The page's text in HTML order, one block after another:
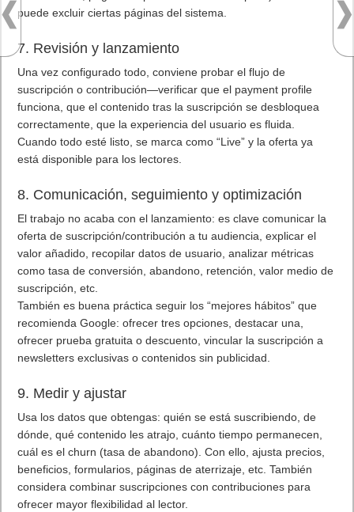
puede excluir ciertas páginas del sistema.
7. Revisión y lanzamiento
Una vez configurado todo, conviene probar el flujo de
suscripción o contribución—verificar que el payment profile
funciona, que el contenido tras la suscripción se desbloquea
correctamente, que la experiencia del usuario es fluida.
Cuando todo esté listo, se marca como “Live” y la oferta ya
está disponible para los lectores.
8. Comunicación, seguimiento y optimización
El trabajo no acaba con el lanzamiento: es clave comunicar la
oferta de suscripción/contribución a tu audiencia, explicar el
valor añadido, recopilar datos de usuario, analizar métricas
como tasa de conversión, abandono, retención, valor medio de
suscripción, etc.
También es buena práctica seguir los “mejores hábitos” que
recomienda Google: ofrecer tres opciones, destacar una,
ofrecer prueba gratuita o descuento, vincular la suscripción a
newsletters exclusivas o contenidos sin publicidad.
9. Medir y ajustar
Usa los datos que obtengas: quién se está suscribiendo, de
dónde, qué contenido les atrajo, cuánto tiempo permanecen,
cuál es el churn (tasa de abandono). Con ello, ajusta precios,
beneficios, formularios, páginas de aterrizaje, etc. También
considera combinar suscripciones con contribuciones para
ofrecer mayor flexibilidad al lector.